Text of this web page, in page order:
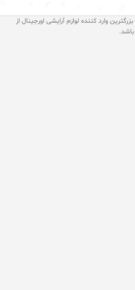
وارد کننده لوازم آرایشی اورجینال از